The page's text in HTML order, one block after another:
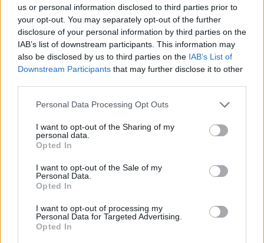
us or personal information disclosed to third parties prior to
your opt-out. You may separately opt-out of the further
disclosure of your personal information by third parties on the
IAB’s list of downstream participants. This information may
also be disclosed by us to third parties on the IAB’s List of
Downstream Participants that may further disclose it to other
Personal Data Processing Opt Outs
I want to opt-out of the Sharing of my
personal data.
Opted In
I want to opt-out of the Sale of my
Personal Data.
Opted In
I want to opt-out of processing my
Personal Data for Targeted Advertising.
Opted In
2026. augusztus 08., szombat